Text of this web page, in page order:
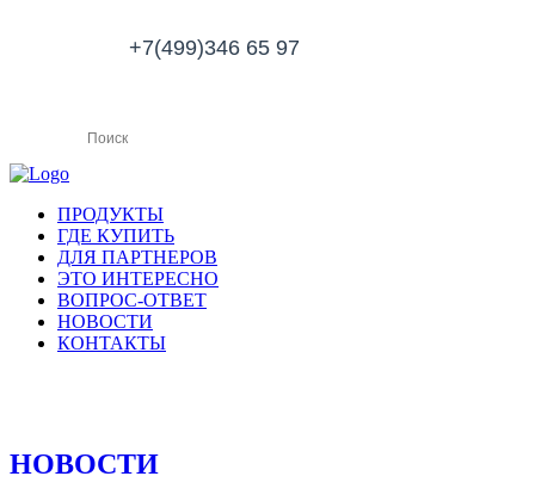
+7(499)346 65 97
ПРОДУКТЫ
ГДЕ КУПИТЬ
ДЛЯ ПАРТНЕРОВ
ЭТО ИНТЕРЕСНО
ВОПРОС-ОТВЕТ
НОВОСТИ
КОНТАКТЫ
НОВОСТИ